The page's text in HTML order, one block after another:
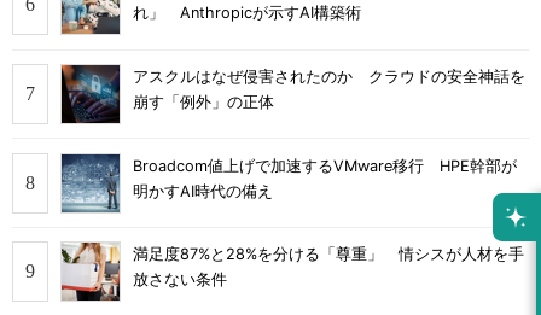
れ」 Anthropicが示すAI構築術
アスクルはなぜ侵害されたのか クラウドの安全神話を
崩す「例外」の正体
Broadcom値上げで加速するVMware移行 HPE幹部が
明かすAI時代の備え
満足度87%と28%を分ける「尊重」 情シスが人材を手
放さない条件